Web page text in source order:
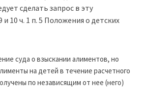
сделать запрос в эту
10 ч. 1 п. 5 Положения о детских
суда о взыскании алиментов, но
на детей в течение расчетного
по независящим от нее (него)